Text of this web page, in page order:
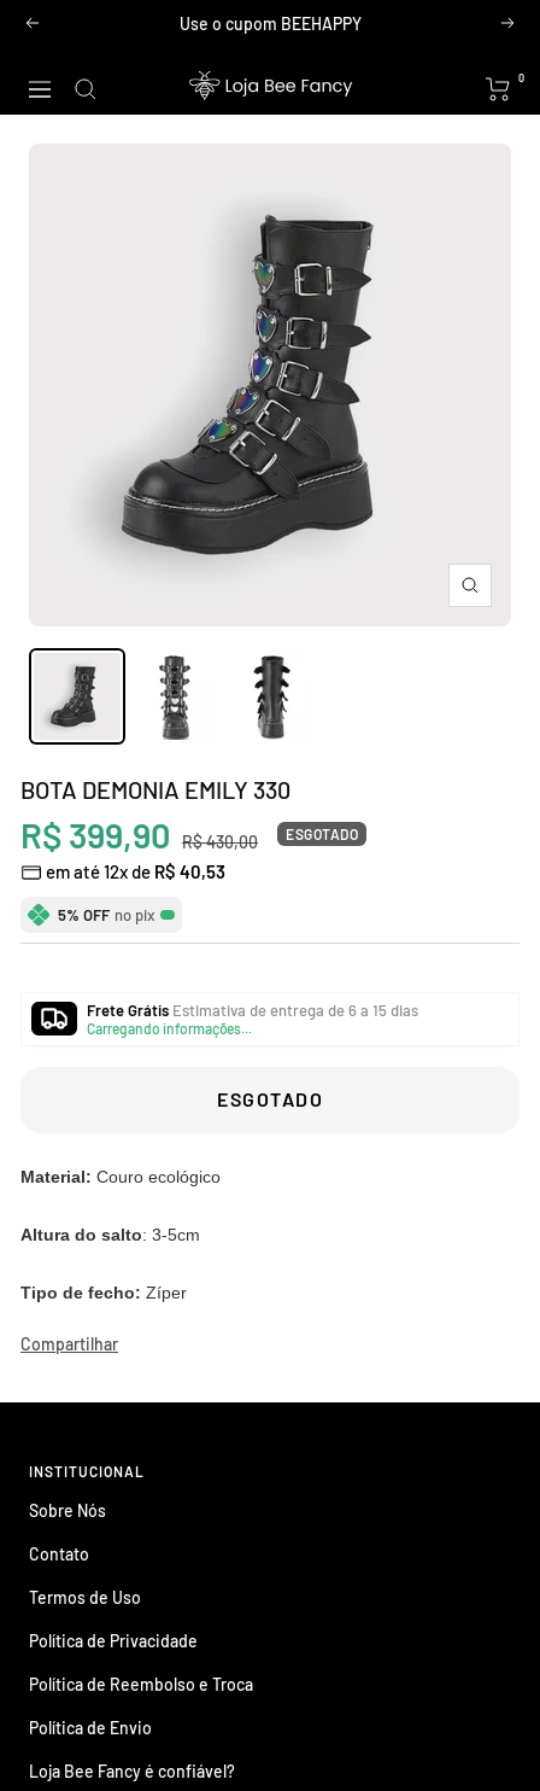
Pular
conteúdo
Anterior Use o cupom BEEHAPPY
Navegação
Loja
Bee
0
Zoom
BOTA DEMONIA EMILY 330
Preço
promocional
R$ 399,90
Preço
normal
R$ 430,00 ESGOTADO
em até 12x de R$ 40,53
5% OFF no pix
Frete Grátis Estimativa de entrega de 6 a 15 dias
Carregando informações...
ESGOTADO
Material: Couro ecológico
Altura do salto: 3-5cm
Tipo de fecho: Zíper
Compartilhar
INSTITUCIONAL
Sobre Nós
Contato
Termos de Uso
Política de Privacidade
Política de Reembolso e Troca
Política de Envio
Loja Bee Fancy é confiável?